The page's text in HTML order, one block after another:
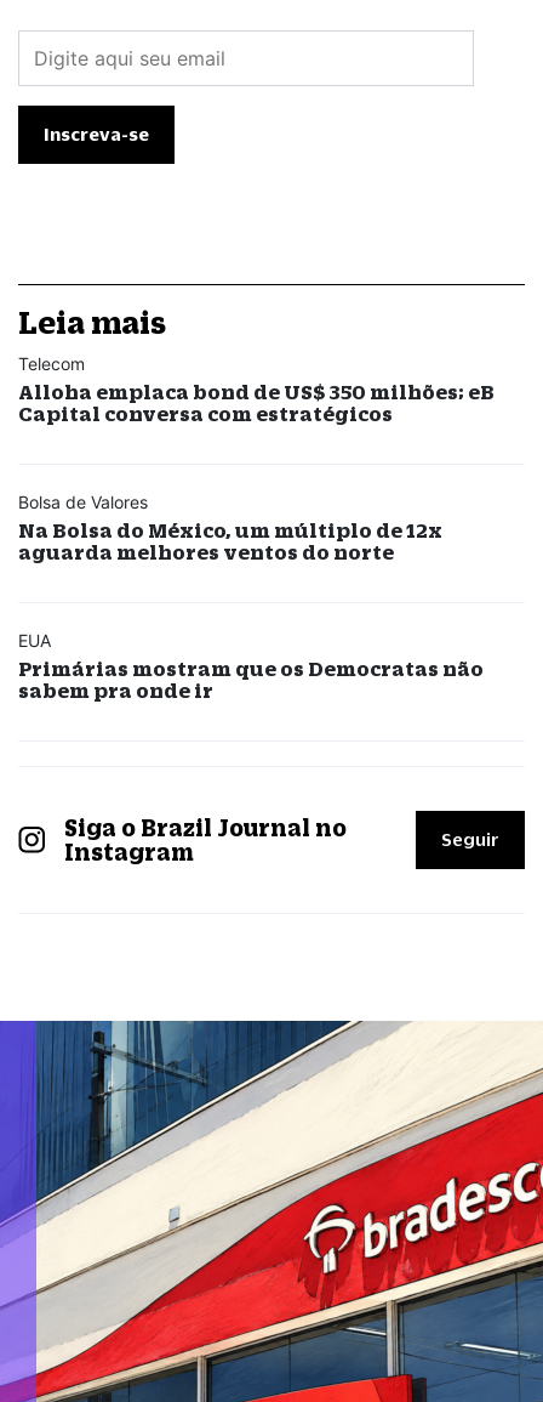
Leia mais
Telecom
Alloha emplaca bond de US$ 350 milhões; eB
Capital conversa com estratégicos
Bolsa de Valores
Na Bolsa do México, um múltiplo de 12x
aguarda melhores ventos do norte
EUA
Primárias mostram que os Democratas não
sabem pra onde ir
Siga o Brazil Journal no
Instagram
Seguir